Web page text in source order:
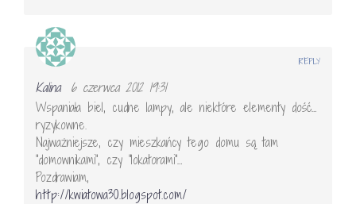
Kalina
6 czerwca 2012 19:31
Wspaniała biel, cudne lampy, ale niektóre elementy dość…
ryzykowne.
Najważniejsze, czy mieszkańcy tego domu są tam
"domownikami", czy "lokatorami"…
Pozdrawiam,
http://kwiatowa30.blogspot.com/
REPLY